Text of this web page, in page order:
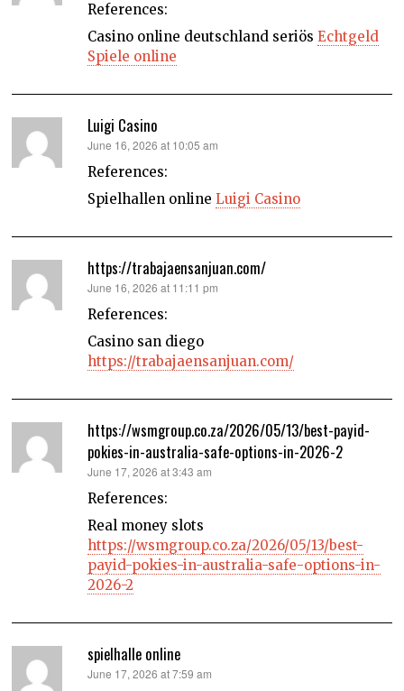
References:
Casino online deutschland seriösEchtgeld
Spiele online
Luigi Casino
says:
June 16, 2026 at 10:05 am
References:
Spielhallen onlineLuigi Casino
https://trabajaensanjuan.com/
says:
June 16, 2026 at 11:11 pm
References:
Casino san diego
https://trabajaensanjuan.com/
https://wsmgroup.co.za/2026/05/13/best-payid-
pokies-in-australia-safe-options-in-2026-2
says:
June 17, 2026 at 3:43 am
References:
Real money slots
https://wsmgroup.co.za/2026/05/13/best-
payid-pokies-in-australia-safe-options-in-
2026-2
spielhalle online
says:
June 17, 2026 at 7:59 am